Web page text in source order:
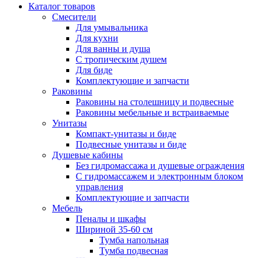
Каталог товаров
Смесители
Для умывальника
Для кухни
Для ванны и душа
С тропическим душем
Для биде
Комплектующие и запчасти
Раковины
Раковины на столешницу и подвесные
Раковины мебельные и встраиваемые
Унитазы
Компакт-унитазы и биде
Подвесные унитазы и биде
Душевые кабины
Без гидромассажа и душевые ограждения
С гидромассажем и электронным блоком
управления
Комплектующие и запчасти
Мебель
Пеналы и шкафы
Шириной 35-60 см
Тумба напольная
Тумба подвесная